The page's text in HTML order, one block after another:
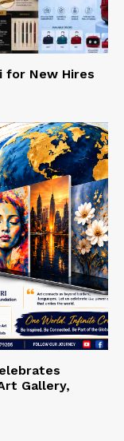
for New Hires
Gallery,